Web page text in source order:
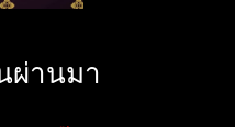
ผ่านมา